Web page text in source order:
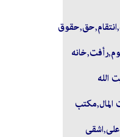
الله
المال,مکتب